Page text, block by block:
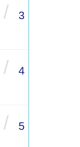
/ 3
/ 4
/ 5